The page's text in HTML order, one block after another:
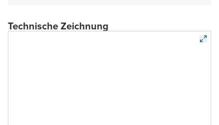
Technische Zeichnung